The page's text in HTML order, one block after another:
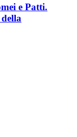
e Patti.